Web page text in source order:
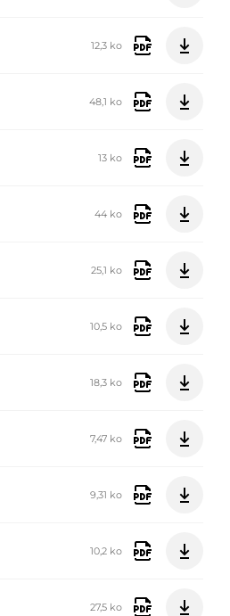
12,3 ko
48,1 ko
13 ko
44 ko
25,1 ko
10,5 ko
18,3 ko
7,47 ko
9,31 ko
10,2 ko
27,5 ko